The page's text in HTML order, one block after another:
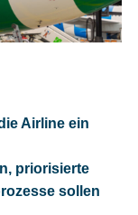
Airline ein
priorisierte
sollen